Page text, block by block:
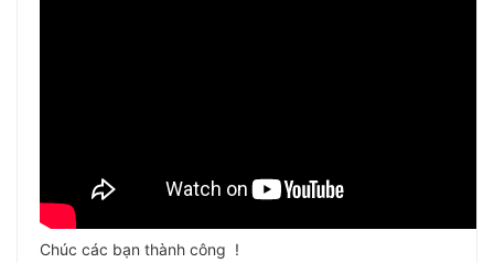
Chúc các bạn thành công !